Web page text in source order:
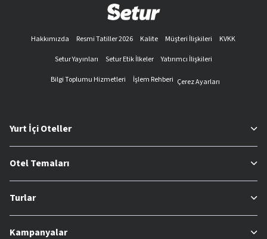
Hakkımızda Resmi Tatiller 2026 Kalite Müşteri İlişkileri
KVKK
Setur Yayınları
Setur Etik İlkeler
Yatırımcı İlişkileri
Bilgi Toplumu Hizmetleri
İşlem Rehberi Çerez Ayarları
Yurt İçi Oteller
Otel Temaları
Turlar
Kampanyalar